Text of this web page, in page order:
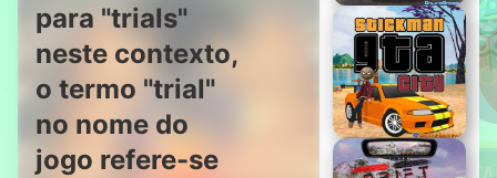
para "trials"
neste contexto,
o termo "trial"
no nome do
jogo refere-se
Rei da
Derrapagem